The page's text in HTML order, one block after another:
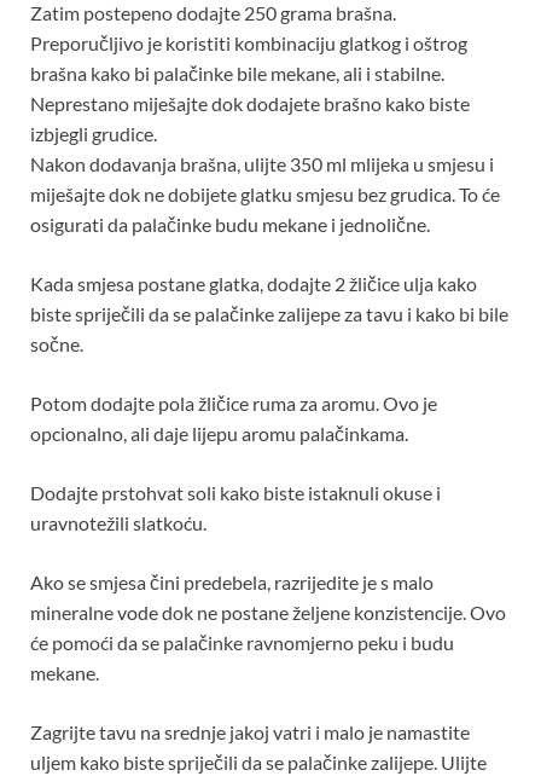
Zatim postepeno dodajte 250 grama brašna.
Preporučljivo je koristiti kombinaciju glatkog i oštrog
brašna kako bi palačinke bile mekane, ali i stabilne.
Neprestano miješajte dok dodajete brašno kako biste
izbjegli grudice.
Nakon dodavanja brašna, ulijte 350 ml mlijeka u smjesu i
miješajte dok ne dobijete glatku smjesu bez grudica. To će
osigurati da palačinke budu mekane i jednolične.
Kada smjesa postane glatka, dodajte 2 žličice ulja kako
biste spriječili da se palačinke zalijepe za tavu i kako bi bile
sočne.
Potom dodajte pola žličice ruma za aromu. Ovo je
opcionalno, ali daje lijepu aromu palačinkama.
Dodajte prstohvat soli kako biste istaknuli okuse i
uravnotežili slatkoću.
Ako se smjesa čini predebela, razrijedite je s malo
mineralne vode dok ne postane željene konzistencije. Ovo
će pomoći da se palačinke ravnomjerno peku i budu
mekane.
Zagrijte tavu na srednje jakoj vatri i malo je namastite
uljem kako biste spriječili da se palačinke zalijepe. Ulijte